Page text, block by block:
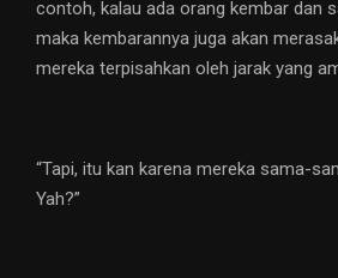
contoh, kalau ada orang kembar dan
maka kembarannya juga akan
mereka terpisahkan oleh jarak yang
“Tapi, itu kan karena mereka sama-
Yah?”